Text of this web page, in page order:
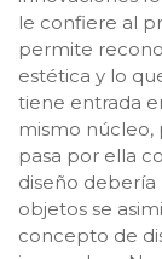
le confiere al
permite
estética y lo
tiene entrada
mismo núcleo,
pasa por ella
diseño
objetos se
concepto de